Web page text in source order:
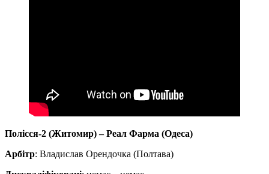
Полісся-2 (Житомир) – Реал Фарма (Одеса)
Арбітр: Владислав Орендочка (Полтава)